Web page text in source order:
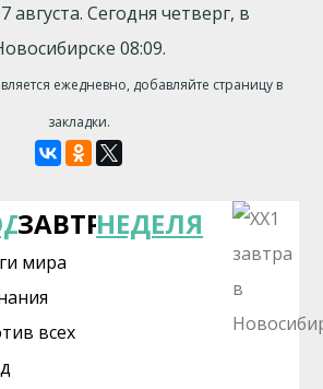
августа. Сегодня четверг, в
08:09.
ежедневно, добавляйте страницу в
закладки.
ЗАВТРАНЕДЕЛЯ
мира
всех